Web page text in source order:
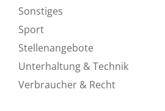
Sonstiges
Sport
Stellenangebote
Unterhaltung & Technik
Verbraucher & Recht